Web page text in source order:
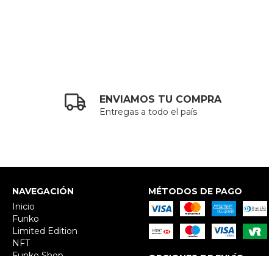
ENVIAMOS TU COMPRA
Entregas a todo el país
NAVEGACIÓN
Inicio
Funko
Limited Edition
NFT
MÉTODOS DE PAGO